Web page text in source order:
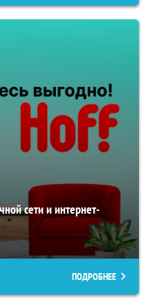
сети и интернет-
ПОДРОБНЕЕ